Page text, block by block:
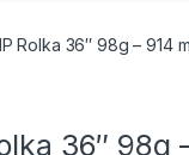
Rolka 36″ 98g – 914
36″ 98g